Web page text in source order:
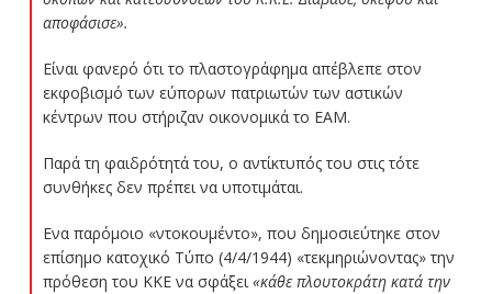
αποφάσισε».
Είναι φανερό ότι το πλαστογράφημα απέβλεπε στον
εκφοβισμό των εύπορων πατριωτών των αστικών
κέντρων που στήριζαν οικονομικά το ΕΑΜ.
Παρά τη φαιδρότητά του, ο αντίκτυπός του στις τότε
συνθήκες δεν πρέπει να υποτιμάται.
Ενα παρόμοιο «ντοκουμέντο», που δημοσιεύτηκε στον
επίσημο κατοχικό Τύπο (4/4/1944) «τεκμηριώνοντας» την
πρόθεση του ΚΚΕ να σφάξει«κάθε πλουτοκράτη κατά την